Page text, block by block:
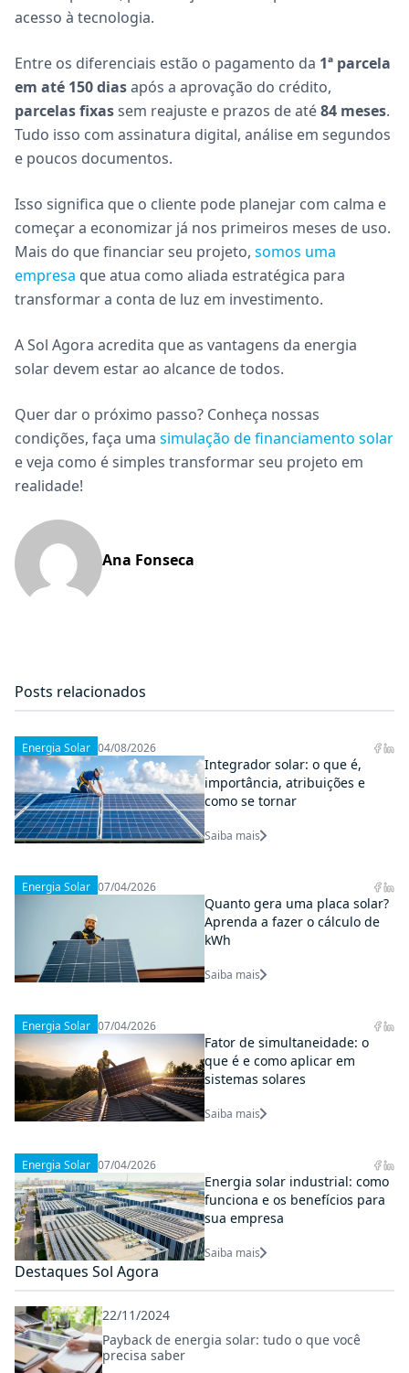
acesso à tecnologia.
Entre os diferenciais estão o pagamento da 1ª parcela
em até 150 diasapós a aprovação do crédito,
parcelas fixassem reajuste e prazos de até84 meses.
Tudo isso com assinatura digital, análise em segundos
e poucos documentos.
Isso significa que o cliente pode planejar com calma e
começar a economizar já nos primeiros meses de uso.
Mais do que financiar seu projeto, somos uma
empresa que atua como aliada estratégica para
transformar a conta de luz em investimento.
A Sol Agora acredita que as vantagens da energia
solar devem estar ao alcance de todos.
Quer dar o próximo passo? Conheça nossas
condições, faça uma simulação de financiamento solar
e veja como é simples transformar seu projeto em
realidade!
Ana Fonseca
Posts relacionados
Energia Solar 04/08/2026
Integrador solar: o que é,
importância, atribuições e
como se tornar
Saiba mais
Energia Solar 07/04/2026
Quanto gera uma placa solar?
Aprenda a fazer o cálculo de
kWh
Saiba mais
Energia Solar 07/04/2026
Fator de simultaneidade: o
que é e como aplicar em
sistemas solares
Saiba mais
Energia Solar 07/04/2026
Energia solar industrial: como
funciona e os benefícios para
sua empresa
Saiba mais
Destaques Sol Agora
22/11/2024
Payback de energia solar: tudo o que você
precisa saber